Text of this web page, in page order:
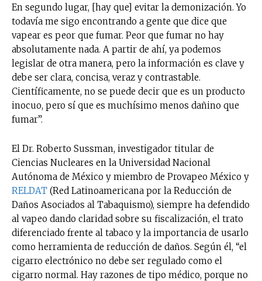
En segundo lugar, [hay que] evitar la demonización. Yo
todavía me sigo encontrando a gente que dice que
vapear es peor que fumar. Peor que fumar no hay
absolutamente nada. A partir de ahí, ya podemos
legislar de otra manera, pero la información es clave y
debe ser clara, concisa, veraz y contrastable.
Científicamente, no se puede decir que es un producto
inocuo, pero sí que es muchísimo menos dañino que
fumar”.
El Dr. Roberto Sussman, investigador titular de
Ciencias Nucleares en la Universidad Nacional
Autónoma de México y miembro de Provapeo México y
RELDAT (Red Latinoamericana por la Reducción de
Daños Asociados al Tabaquismo), siempre ha defendido
al vapeo dando claridad sobre su fiscalización, el trato
diferenciado frente al tabaco y la importancia de usarlo
como herramienta de reducción de daños. Según él, “el
cigarro electrónico no debe ser regulado como el
cigarro normal. Hay razones de tipo médico, porque no